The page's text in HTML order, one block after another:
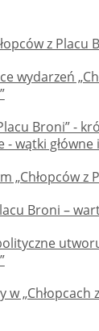
z Placu
wydarzeń
Broni” -
- wątki
„Chłopców z
Broni –
w „Chłopcach